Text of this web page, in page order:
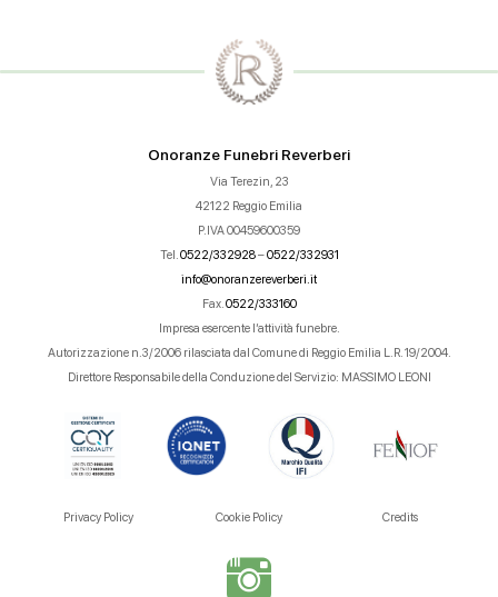
Onoranze Funebri Reverberi
Via Terezin, 23
42122 Reggio Emilia
P.IVA 00459600359
Tel. 0522/332928–0522/332931
info@onoranzereverberi.it
Fax. 0522/333160
Impresa esercente l’attività funebre.
Autorizzazione n.3/2006 rilasciata dal Comune di Reggio Emilia L.R. 19/2004.
Direttore Responsabile della Conduzione del Servizio: MASSIMO LEONI
Privacy Policy Cookie Policy Credits